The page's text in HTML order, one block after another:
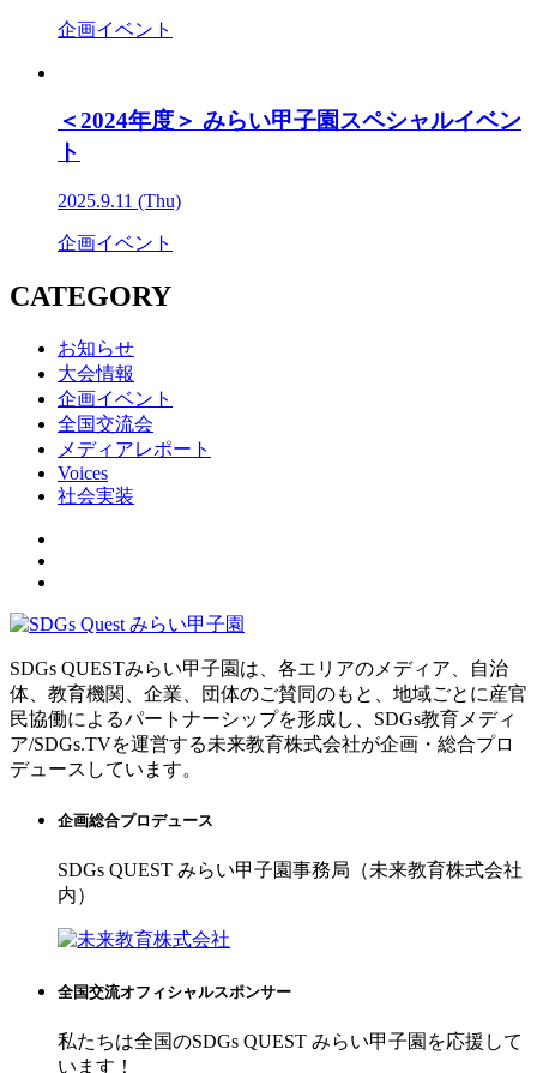
企画イベント
＜2024年度＞ みらい甲子園スペシャルイベン
ト
2025.9.11 (Thu)
企画イベント
CATEGORY
お知らせ
大会情報
企画イベント
全国交流会
メディアレポート
Voices
社会実装
SDGs QUESTみらい甲子園は、各エリアのメディア、自治
体、教育機関、企業、団体のご賛同のもと、地域ごとに産官
民協働によるパートナーシップを形成し、SDGs教育メディ
ア/SDGs.TVを運営する未来教育株式会社が企画・総合プロ
デュースしています。
企画総合プロデュース
SDGs QUEST みらい甲子園事務局（未来教育株式会社
内）
全国交流オフィシャルスポンサー
私たちは全国のSDGs QUEST みらい甲子園を応援して
います！